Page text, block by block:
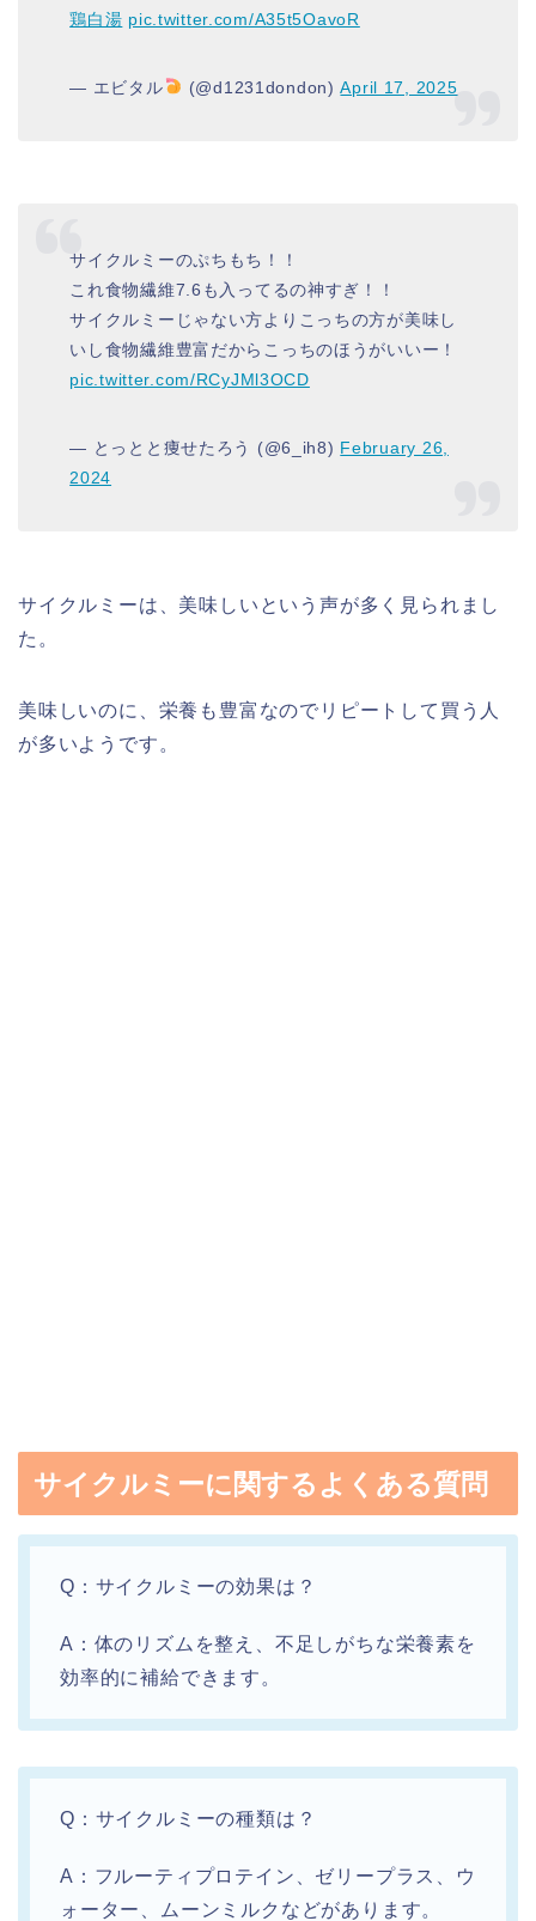
鶏白湯 pic.twitter.com/A35t5OavoR
— エビタル (@d1231dondon)April 17, 2025
サイクルミーのぷちもち！！
これ食物繊維7.6も入ってるの神すぎ！！
サイクルミーじゃない方よりこっちの方が美味し
いし食物繊維豊富だからこっちのほうがいいー！
pic.twitter.com/RCyJMl3OCD
— とっとと痩せたろう (@6_ih8) February 26,
2024
サイクルミーは、美味しいという声が多く見られまし
た。
美味しいのに、栄養も豊富なのでリピートして買う人
が多いようです。
サイクルミーに関するよくある質問
Q：サイクルミーの効果は？
A：体のリズムを整え、不足しがちな栄養素を
効率的に補給できます。
Q：サイクルミーの種類は？
A：フルーティプロテイン、ゼリープラス、ウ
ォーター、ムーンミルクなどがあります。